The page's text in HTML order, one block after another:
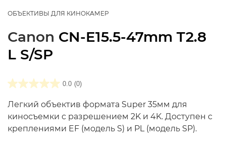
ОБЪЕКТИВЫ ДЛЯ КИНОКАМЕР
Canon CN-E15.5-47mm T2.8
L S/SP
0.0 (0)
Легкий объектив формата Super 35мм для
киносъемки с разрешением 2K и 4K. Доступен с
креплениями EF (модель S) и PL (модель SP).